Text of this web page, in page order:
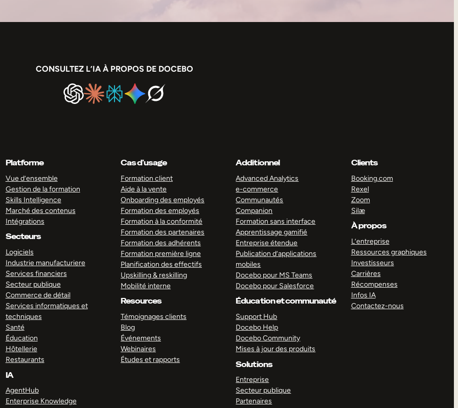
CONSULTEZ L’IA À PROPOS DE DOCEBO
Platforme
Vue d’ensemble
Gestion de la formation
Skills Intelligence
Marché des contenus
Intégrations
Secteurs
Logiciels
Industrie manufacturiere
Services financiers
Secteur publique
Commerce de détail
Services informatiques et
techniques
Santé
Éducation
Hôtellerie
Restaurants
IA
AgentHub
Enterprise Knowledge
Cas d’usage
Formation client
Aide à la vente
Onboarding des employés
Formation des employés
Formation à la conformité
Formation des partenaires
Formation des adhérents
Formation première ligne
Planification des effectifs
Upskilling & reskilling
Mobilité interne
Resources
Témoignages clients
Blog
Événements
Webinaires
Études et rapports
Additionnel
Advanced Analytics
e-commerce
Communautés
Companion
Formation sans interface
Apprentissage gamifié
Entreprise étendue
Publication d’applications
mobiles
Docebo pour MS Teams
Docebo pour Salesforce
Éducation et communauté
Support Hub
Docebo Help
Docebo Community
Mises à jour des produits
Solutions
Entreprise
Secteur publique
Partenaires
Clients
Booking.com
Rexel
Zoom
Silæ
À propos
L’entreprise
Ressources graphiques
Investisseurs
Carrières
Récompenses
Infos IA
Contactez-nous